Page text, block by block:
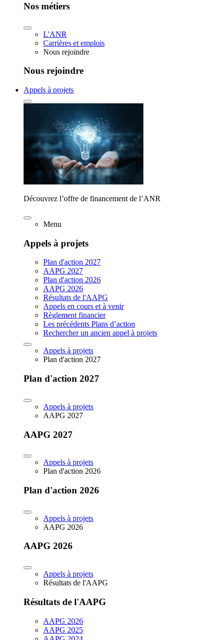
Nos métiers
L'ANR
Carrières et emplois
Nous rejoindre
Nous rejoindre
Appels à projets
Découvrez l’offre de financement de l’ANR
Menu
Appels à projets
Plan d'action 2027
AAPG 2027
Plan d'action 2026
AAPG 2026
Résultats de l'AAPG
Appels en cours et à venir
Règlement financier
Les précédents Plans d’action
Rechercher un ancien appel à projets
Appels à projets
Plan d'action 2027
Plan d'action 2027
Appels à projets
AAPG 2027
AAPG 2027
Appels à projets
Plan d'action 2026
Plan d'action 2026
Appels à projets
AAPG 2026
AAPG 2026
Appels à projets
Résultats de l'AAPG
Résultats de l'AAPG
AAPG 2026
AAPG 2025